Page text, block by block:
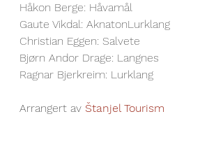
Håkon Berge: Håvamål
Gaute Vikdal: AknatonLurklang
Christian Eggen: Salvete
Bjørn Andor Drage: Langnes
Ragnar Bjerkreim: Lurklang
Arrangert av Štanjel Tourism